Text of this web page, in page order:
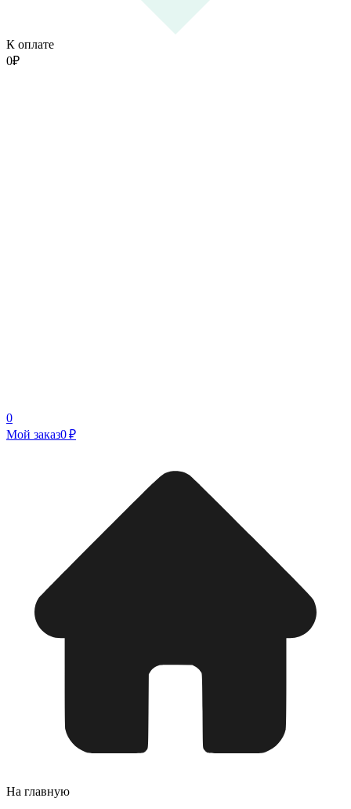
К оплате
0₽
0
Мой заказ0 ₽
На главную